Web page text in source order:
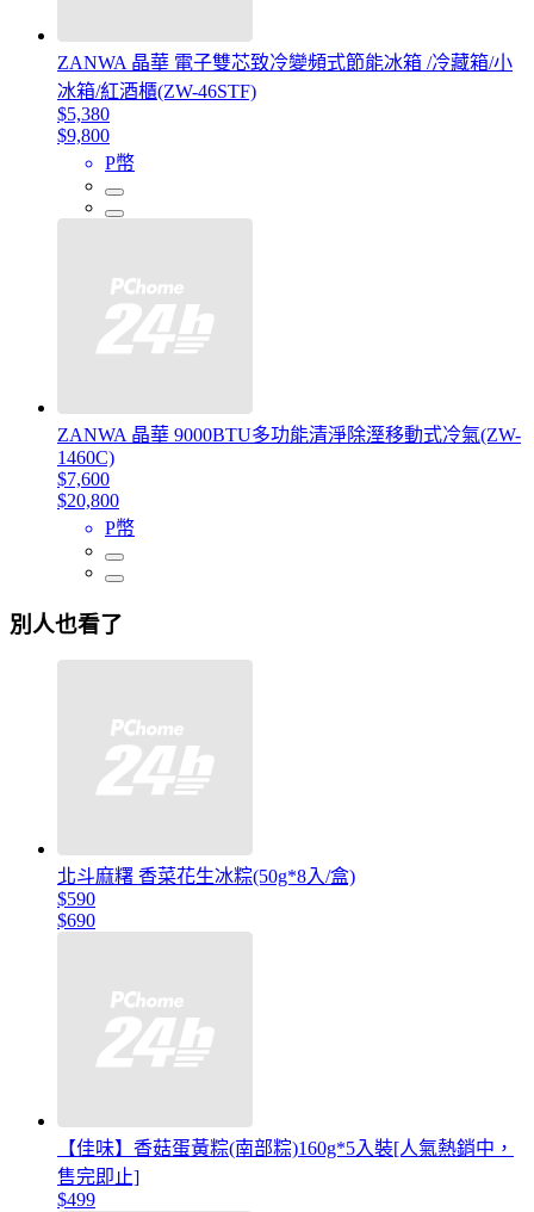
ZANWA 晶華 電子雙芯致冷變頻式節能冰箱 /冷藏箱/小
冰箱/紅酒櫃(ZW-46STF)
$5,380
$9,800
P幣
ZANWA 晶華 9000BTU多功能清淨除溼移動式冷氣(ZW-
1460C)
$7,600
$20,800
P幣
別人也看了
北斗麻糬 香菜花生冰粽(50g*8入/盒)
$590
$690
【佳味】香菇蛋黃粽(南部粽)160g*5入裝[人氣熱銷中，
售完即止]
$499